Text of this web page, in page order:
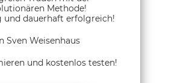
Methode!
und dauerhaft erfolgreich!
Sven Weisenhaus
und kostenlos testen!